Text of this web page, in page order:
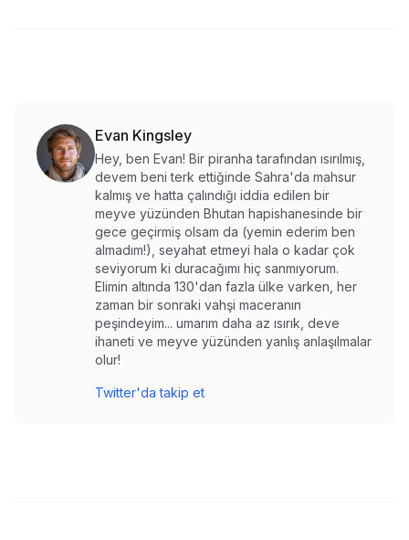
Evan Kingsley
Hey, ben Evan! Bir piranha tarafından ısırılmış,
devem beni terk ettiğinde Sahra'da mahsur
kalmış ve hatta çalındığı iddia edilen bir
meyve yüzünden Bhutan hapishanesinde bir
gece geçirmiş olsam da (yemin ederim ben
almadım!), seyahat etmeyi hala o kadar çok
seviyorum ki duracağımı hiç sanmıyorum.
Elimin altında 130'dan fazla ülke varken, her
zaman bir sonraki vahşi maceranın
peşindeyim... umarım daha az ısırık, deve
ihaneti ve meyve yüzünden yanlış anlaşılmalar
olur!
Twitter'da takip et